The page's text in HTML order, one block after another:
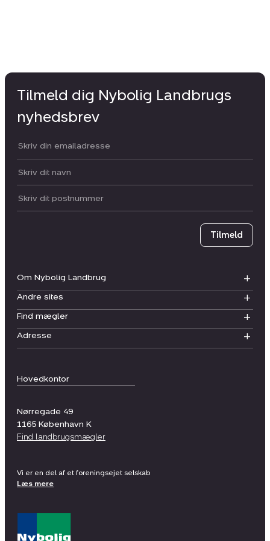
Hovedkontor
Nørregade 49
1165 København K
Find landbrugsmægler
Om Nybolig Landbrug
Andre sites
Find mægler
Adresse
Tilmeld dig Nybolig Landbrugs
nyhedsbrev
Din email:
Dit navn:
Postnummer
Tilmeld
Vi er en del af et foreningsejet selskab
Læs mere